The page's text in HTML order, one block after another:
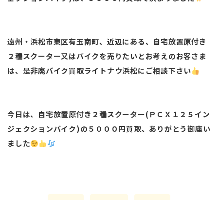
遠州・浜松市東区有玉南町、近辺にある、自宅放置原付き
２種スクーター又はバイクを売りたいとお考えのお客さま
は、是非廃バイク買取ライトナウ浜松にご相談下さい
今日は、自宅放置原付き２種スクーター(ＰＣＸ１２５イン
ジェクションバイク)の５０００円買取、ありがとう御座い
ました